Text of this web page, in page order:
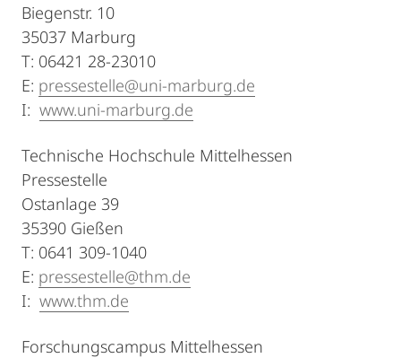
Biegenstr. 10
35037 Marburg
T: 06421 28-23010
E: pressestelle@uni-marburg.de
I: www.uni-marburg.de
Technische Hochschule Mittelhessen
Pressestelle
Ostanlage 39
35390 Gießen
T: 0641 309-1040
E: pressestelle@thm.de
I: www.thm.de
Forschungscampus Mittelhessen